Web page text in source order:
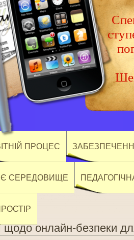
ПРОЦЕС
СЕРЕДОВИЩЕ
щодо онлайн-безпеки